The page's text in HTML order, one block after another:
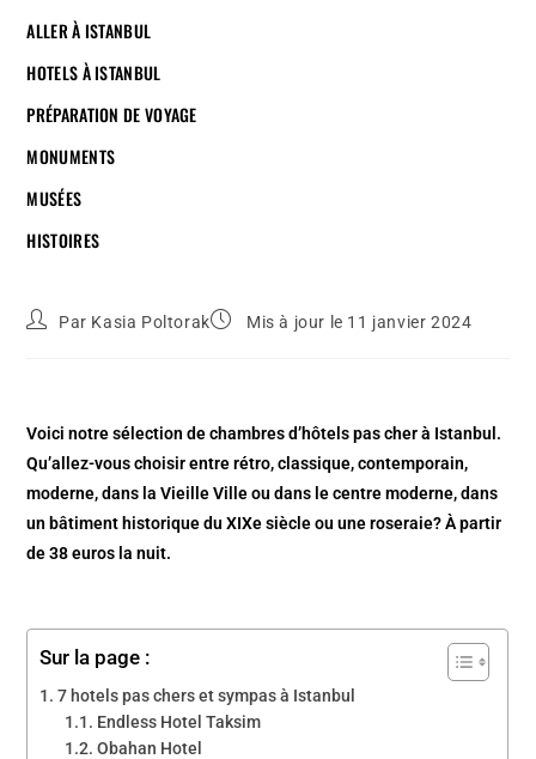
ALLER À ISTANBUL
HOTELS À ISTANBUL
PRÉPARATION DE VOYAGE
MONUMENTS
MUSÉES
HISTOIRES
Par Kasia Poltorak Mis à jour le 11 janvier 2024
Voici notre sélection de chambres d’hôtels pas cher à Istanbul.
Qu’allez-vous choisir entre rétro, classique, contemporain,
moderne, dans la Vieille Ville ou dans le centre moderne, dans
un bâtiment historique du XIXe siècle ou une roseraie? À partir
de 38 euros la nuit.
Sur la page :
7 hotels pas chers et sympas à Istanbul
Endless Hotel Taksim
Obahan Hotel